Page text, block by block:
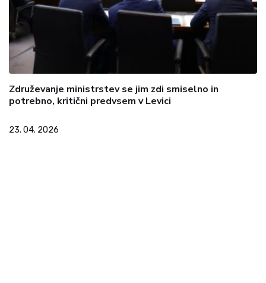
Združevanje ministrstev se jim zdi smiselno in
potrebno, kritični predvsem v Levici
23. 04. 2026